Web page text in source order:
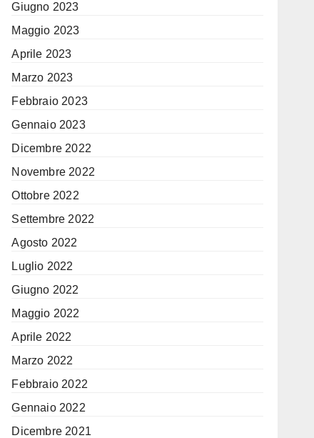
Giugno 2023
Maggio 2023
Aprile 2023
Marzo 2023
Febbraio 2023
Gennaio 2023
Dicembre 2022
Novembre 2022
Ottobre 2022
Settembre 2022
Agosto 2022
Luglio 2022
Giugno 2022
Maggio 2022
Aprile 2022
Marzo 2022
Febbraio 2022
Gennaio 2022
Dicembre 2021